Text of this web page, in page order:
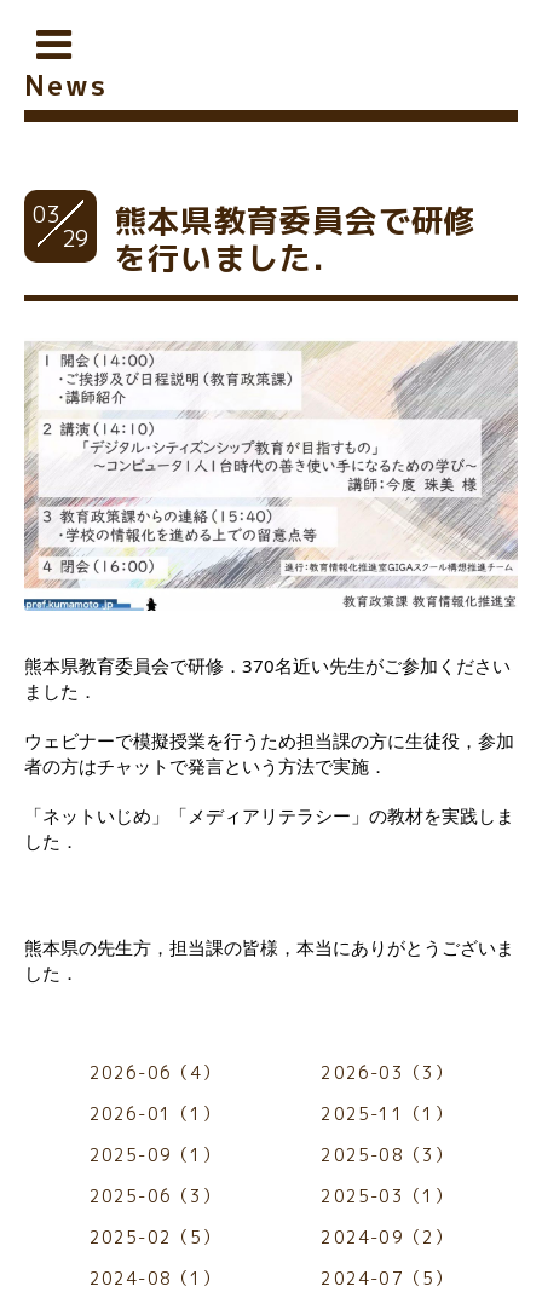
News
03
29
熊本県教育委員会で研修
を行いました．
熊本県教育委員会で研修．370名近い先生がご参加ください
ました．
ウェビナーで模擬授業を行うため担当課の方に生徒役，参加
者の方はチャットで発言という方法で実施．
「ネットいじめ」「メディアリテラシー」の教材を実践しま
した．
熊本県の先生方，担当課の皆様，本当にありがとうございま
した．
2026-06（4）
2026-03（3）
2026-01（1）
2025-11（1）
2025-09（1）
2025-08（3）
2025-06（3）
2025-03（1）
2025-02（5）
2024-09（2）
2024-08（1）
2024-07（5）